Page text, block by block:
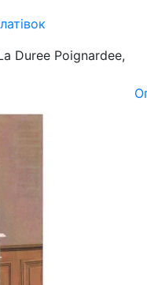
Duree Poignardee,